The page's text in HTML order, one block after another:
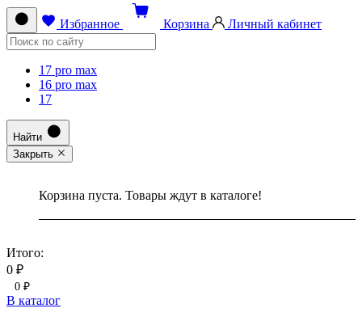
Избранное Корзина Личный кабинет
17 pro max
16 pro max
17
Найти
Закрыть
Корзина пуста. Товары ждут в каталоге!
Итого:
0 ₽
0 ₽
В каталог